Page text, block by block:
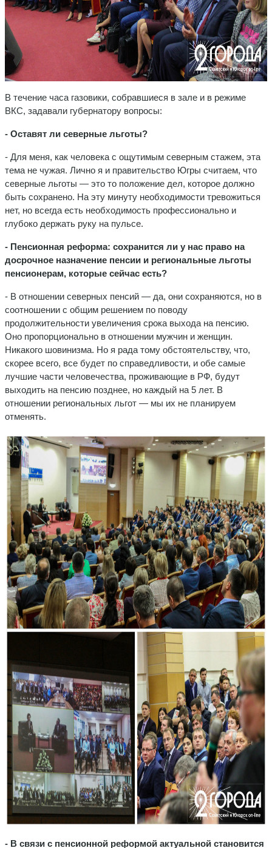
В течение часа газовики, собравшиеся в зале и в режиме
ВКС, задавали губернатору вопросы:
- Оставят ли северные льготы?
- Для меня, как человека с ощутимым северным стажем, эта
тема не чужая. Лично я и правительство Югры считаем, что
северные льготы — это то положение дел, которое должно
быть сохранено. На эту минуту необходимости тревожиться
нет, но всегда есть необходимость профессионально и
глубоко держать руку на пульсе.
- Пенсионная реформа: сохранится ли у нас право на
досрочное назначение пенсии и региональные льготы
пенсионерам, которые сейчас есть?
- В отношении северных пенсий — да, они сохраняются, но в
соотношении с общим решением по поводу
продолжительности увеличения срока выхода на пенсию.
Оно пропорционально в отношении мужчин и женщин.
Никакого шовинизма. Но я рада тому обстоятельству, что,
скорее всего, все будет по справедливости, и обе самые
лучшие части человечества, проживающие в РФ, будут
выходить на пенсию позднее, но каждый на 5 лет. В
отношении региональных льгот — мы их не планируем
отменять.
- В связи с пенсионной реформой актуальной становится